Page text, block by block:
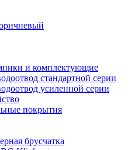
и комплектующие
стандартной серии
усиленной серии
покрытия
брусчатка